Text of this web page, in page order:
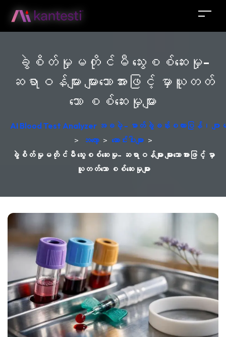
ခွဲစိတ်မှုမတိုင်မီ သွေးစစ်ဆေးမှု-
ဆရာဝန်များ များသောအားဖြင့် မှာယူတတ်
သော စစ်ဆေးမှုများ
AI Blood Test Analyzer အခမဲ့ - ဓာတ်ခွဲခန်းစကားပြန်၊
> ဘလော့ > ဆောင်းပါးများ >
ခွဲစိတ်မှုမတိုင်မီ သွေးစစ်ဆေးမှု- ဆရာဝန်များ များသောအားဖြင့် မှာ
ယူတတ်သော စစ်ဆေးမှုများ